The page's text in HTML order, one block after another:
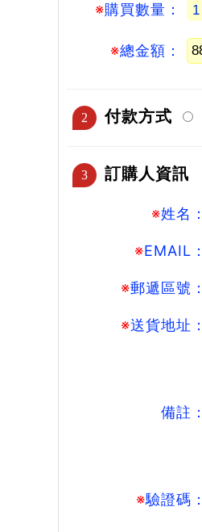
※購買數量：
※總金額：
2 付款方式
3 訂購人資訊
※姓名：
※EMAIL：
※郵遞區號：
※送貨地址：
備註：
※驗證碼：